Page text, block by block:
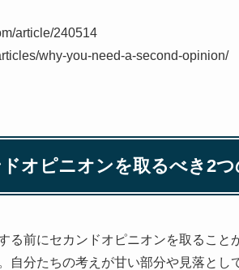
article/240514
why-you-need-a-second-opinion/
オピニオンを取るべき2つ
る前にセカンドオピニオンを取るこ
自分たちの考えが甘い部分や見落と